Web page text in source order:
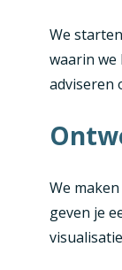
We
waarin we
adviseren
We
geven je